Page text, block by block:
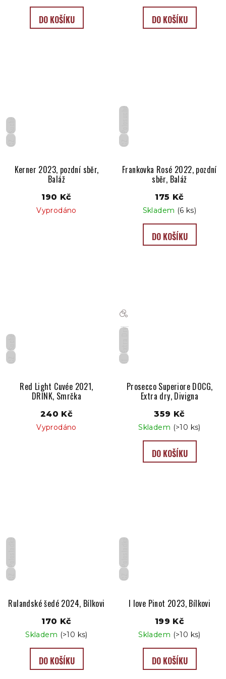
DO KOŠÍKU DO KOŠÍKU
CZ
Suché
Kerner 2023, pozdní sběr,
Baláž
190 Kč
Vyprodáno
CZ
Frankovka Rosé 2022, pozdní
sběr, Baláž
175 Kč
Skladem (6 ks)
DO KOŠÍKU
CZ
Suché
Red Light Cuvée 2021,
DRINK, Smrčka
240 Kč
Vyprodáno
IT
Prosecco Superiore DOCG,
Extra dry, Divigna
359 Kč
Skladem (>10 ks)
DO KOŠÍKU
CZ
Rulandské šedé 2024, Bílkovi
170 Kč
Skladem (>10 ks)
DO KOŠÍKU
CZ
I love Pinot 2023, Bílkovi
199 Kč
Skladem (>10 ks)
DO KOŠÍKU